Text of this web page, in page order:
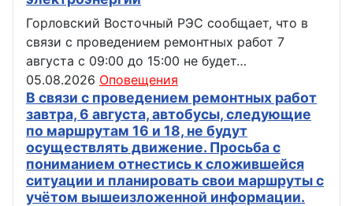
Горловский Восточный РЭС сообщает, что в
связи с проведением ремонтных работ 7
августа с 09:00 до 15:00 не будет…
05.08.2026 Оповещения
В связи с проведением ремонтных работ
завтра, 6 августа, автобусы, следующие
по маршрутам 16 и 18, не будут
осуществлять движение. Просьба с
пониманием отнестись к сложившейся
ситуации и планировать свои маршруты с
учётом вышеизложенной информации.